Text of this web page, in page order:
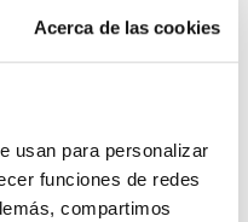
Acerca de las cookies
usan para personalizar
funciones de redes
compartimos